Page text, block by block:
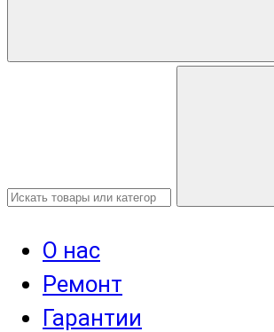
О нас
Ремонт
Гарантии